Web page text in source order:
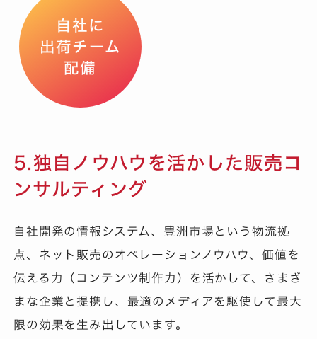
自社に
出荷チーム
配備
5.独自ノウハウを活かした販売コ
ンサルティング
自社開発の情報システム、豊洲市場という物流拠
点、ネット販売のオペレーションノウハウ、価値を
伝える力（コンテンツ制作力）を活かして、さまざ
まな企業と提携し、最適のメディアを駆使して最大
限の効果を生み出しています。